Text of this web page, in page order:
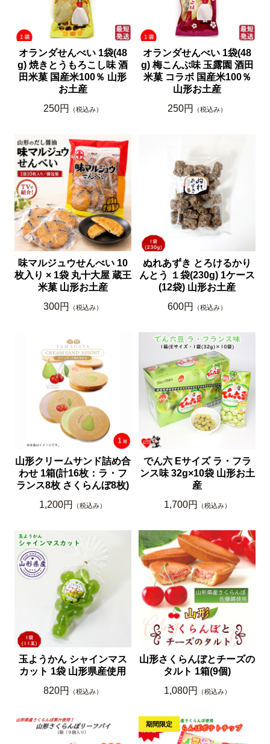
オランダせんべい 1袋(48
g) 焼きとうもろこし味 酒
田米菓 国産米100％ 山形
お土産
250円
（税込み）
オランダせんべい 1袋(48
g) 梅こんぶ味 玉露園 酒田
米菓 コラボ 国産米100％
山形お土産
250円
（税込み）
味マルジュウせんべい 10
枚入り × 1袋 丸十大屋 蔵王
米菓 山形お土産
300円
（税込み）
ぬれあずき とろけるかり
んとう １袋(230g) 1ケース
(12袋) 山形お土産
600円
（税込み）
山形クリームサンド詰め合
わせ 1箱(計16枚：ラ・フ
ランス8枚 さくらんぼ8枚)
1,200円
（税込み）
でん六 Eサイズ ラ・フラ
ンス味 32g×10袋 山形お土
産
1,700円
（税込み）
玉ようかん シャインマス
カット 1袋 山形県産使用
820円
（税込み）
山形さくらんぼとチーズの
タルト 1箱(9個)
1,080円
（税込み）